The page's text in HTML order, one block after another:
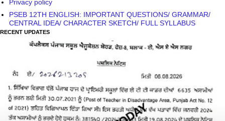
Privacy policy
PSEB 12TH ENGLISH: IMPORTANT QUESTIONS/ GRAMMAR/
CENTRAL IDEA/ CHARACTER SKETCH/ FULL SYLLABUS
RECENT UPDATES